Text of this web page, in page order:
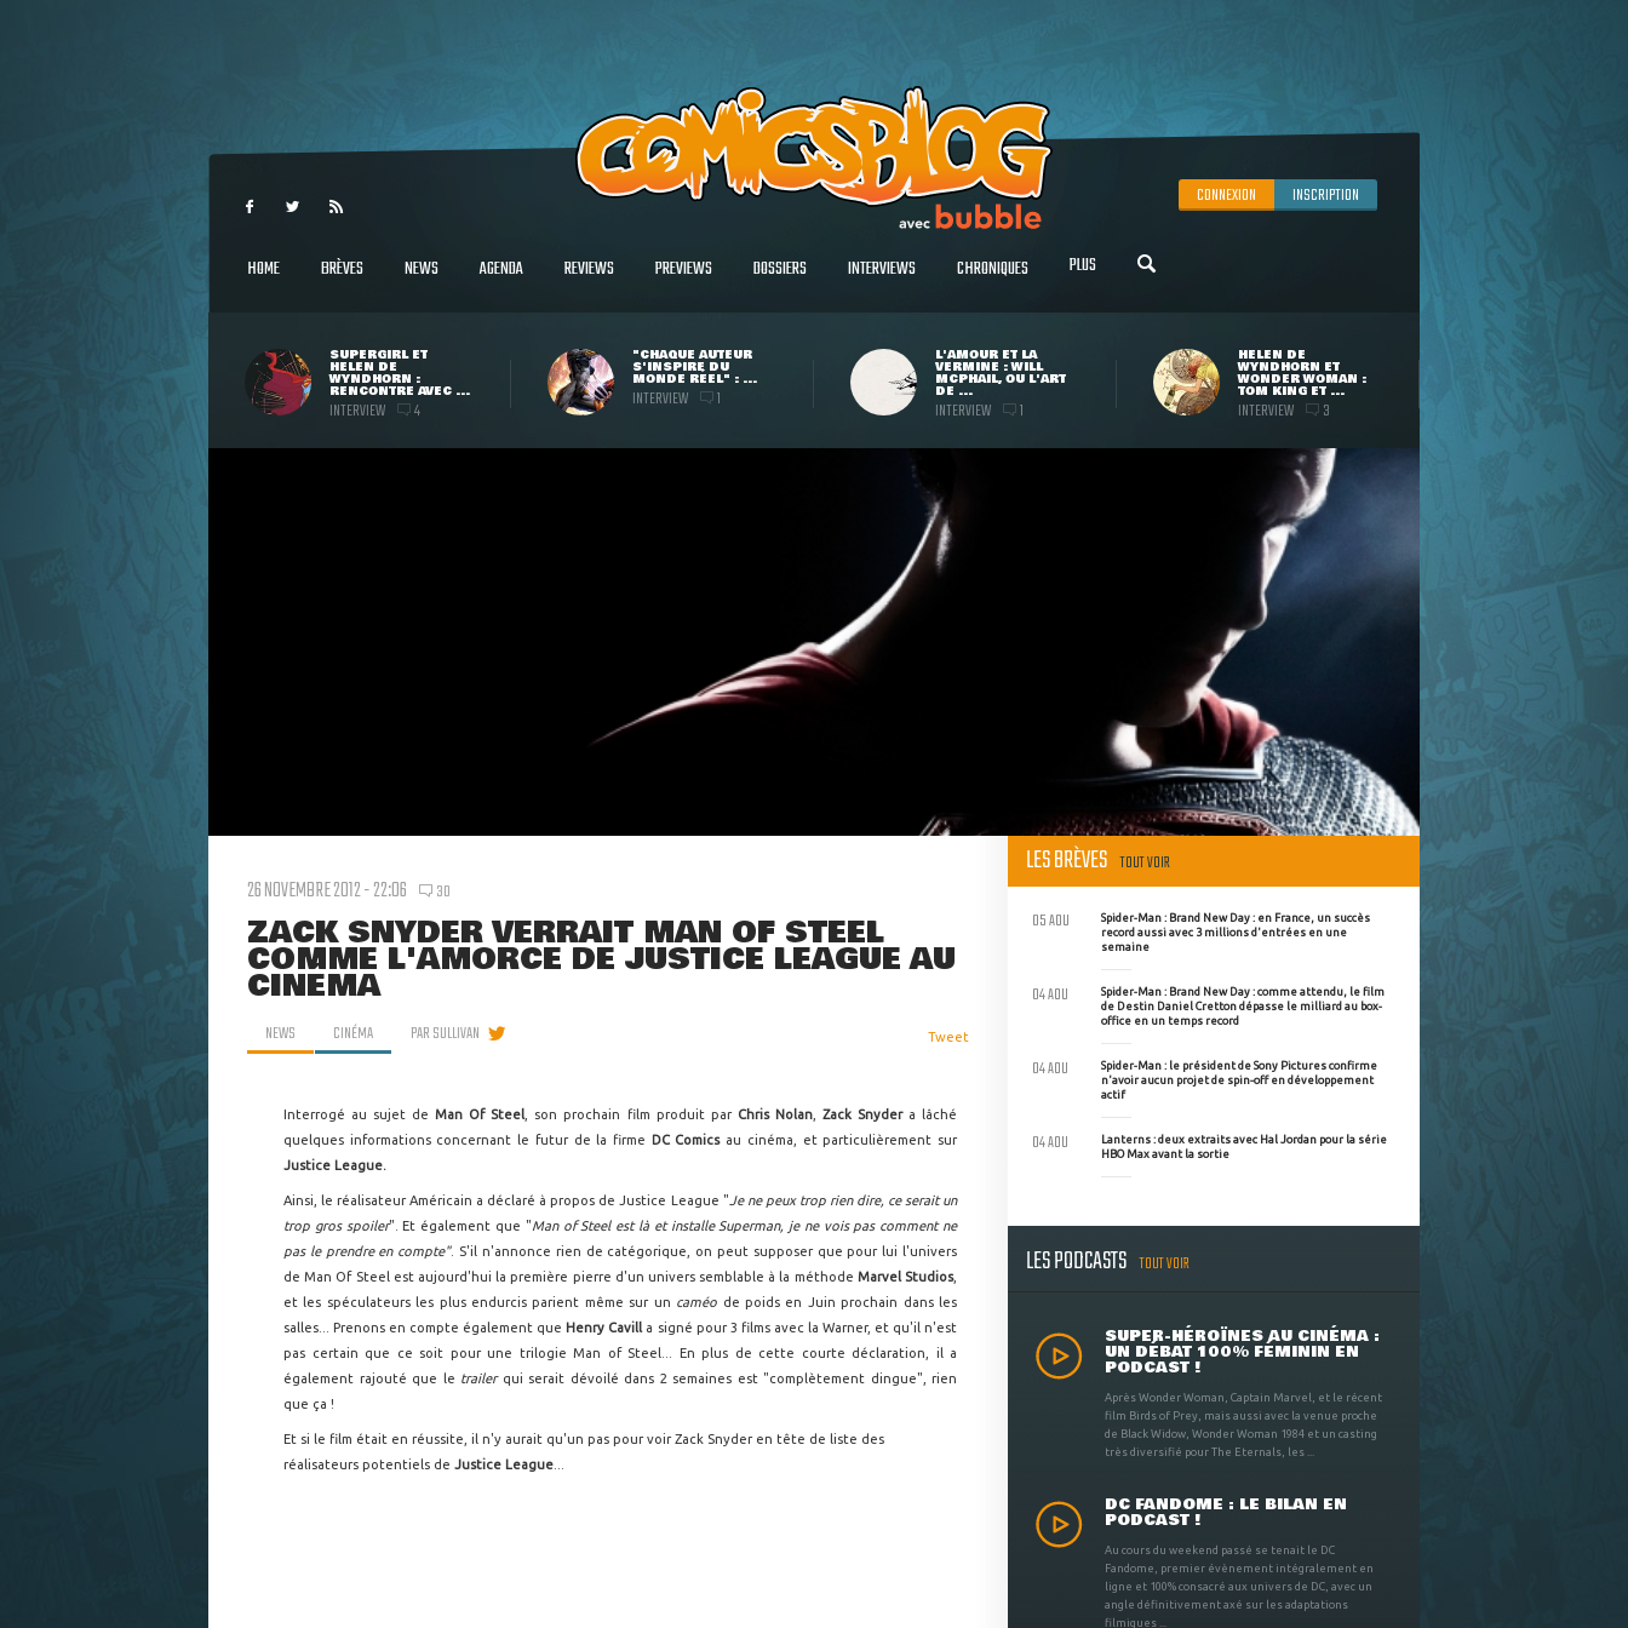
CONNEXION INSCRIPTION
HOME BRÈVES NEWS AGENDA REVIEWS PREVIEWS DOSSIERS INTERVIEWS CHRONIQUES PLUS
SUPERGIRL ET
HELEN DE
WYNDHORN :
RENCONTRE AVEC ...
INTERVIEW 4
"CHAQUE AUTEUR
S'INSPIRE DU
MONDE RÉEL" : ...
INTERVIEW 1
L'AMOUR ET LA
VERMINE : WILL
MCPHAIL, OU L'ART
DE ...
INTERVIEW 1
HELEN DE
WYNDHORN ET
WONDER WOMAN :
TOM KING ET ...
INTERVIEW 3
26 NOVEMBRE 2012 - 22:06 30
ZACK SNYDER VERRAIT MAN OF STEEL
COMME L'AMORCE DE JUSTICE LEAGUE AU
CINÉMA
NEWS CINÉMA PARSULLIVAN Tweet
Interrogé au sujet deMan Of Steel , son prochain film produit par Chris Nolan, Zack Snyder a lâché
quelques informations concernant le futur de la firme DC Comics au cinéma, et particulièrement sur
Justice League.
Ainsi, le réalisateur Américain a déclaré à propos de Justice League " Je ne peux trop rien dire, ce serait un
trop gros spoiler". Et également que "Man of Steel est là et installe Superman, je ne vois pas comment ne
pas le prendre en compte". S'il n'annonce rien de catégorique, on peut supposer que pour lui l'univers
de Man Of Steel est aujourd'hui la première pierre d'un univers semblable à la méthode Marvel Studios,
et les spéculateurs les plus endurcis parient même sur un caméo de poids en Juin prochain dans les
salles... Prenons en compte également que Henry Cavill a signé pour 3 films avec la Warner, et qu'il n'est
pas certain que ce soit pour une trilogie Man of Steel... En plus de cette courte déclaration, il a
également rajouté que le trailerqui serait dévoilé dans 2 semaines est "complètement dingue", rien
que ça !
Et si le film était en réussite, il n'y aurait qu'un pas pour voir Zack Snyder en tête de liste des
réalisateurs potentiels de Justice League
LES BRÈVES TOUT VOIR
Spider-Man : Brand New Day : en France, un succès
record aussi avec 3 millions d'entrées en une
semaine
05 AOU
Spider-Man : Brand New Day : comme attendu, le film
de Destin Daniel Cretton dépasse le milliard au box-
office en un temps record
04 AOU
Spider-Man : le président de Sony Pictures confirme
n'avoir aucun projet de spin-off en développement
actif
04 AOU
Lanterns : deux extraits avec Hal Jordan pour la série
HBO Max avant la sortie
04 AOU
LES PODCASTS TOUT VOIR
SUPER-HÉROÏNES AU CINÉMA :
UN DÉBAT 100% FÉMININ EN
PODCAST !
Après Wonder Woman, Captain Marvel, et le récent
film Birds of Prey, mais aussi avec la venue proche
de Black Widow, Wonder Woman 1984 et un casting
très diversifié pour The Eternals, les ...
DC FANDOME : LE BILAN EN
PODCAST !
Au cours du weekend passé se tenait le DC
Fandome, premier évènement intégralement en
ligne et 100% consacré aux univers de DC, avec un
angle définitivement axé sur les adaptations
filmiques ...